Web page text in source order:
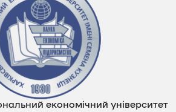
економічний університет